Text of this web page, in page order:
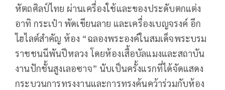
หัตถศิลป์ไทย ผ่านเครื่องใช้และของประดับตกแต่ง
อาทิ กระเป๋า พัดเขียนลาย และเครื่องเบญจรงค์ อีก
ไฮไลต์สำคัญ ห้อง “ฉลองพระองค์ในสมเด็จพระบรม
ราชชนนีพันปีหลวง โดยห้องเสื้อบัลแมงและสถาบัน
งานปักชั้นสูงเลอซาจ” นับเป็นครั้งแรกที่ได้จัดแสดง
กระบวนการทรงงานและการทรงค้นคว้าร่วมกับห้อง